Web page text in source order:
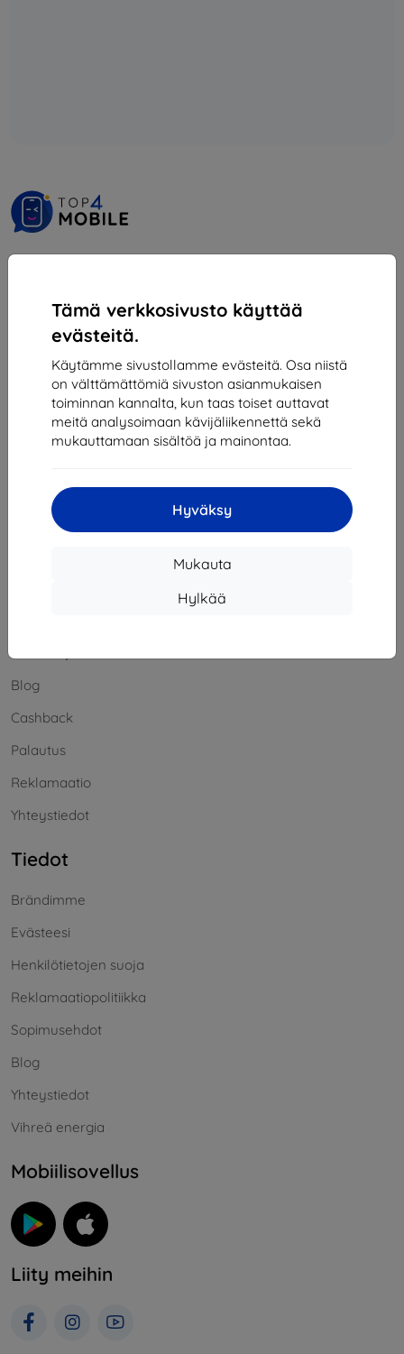
Tämä verkkosivusto käyttää
evästeitä.
Käytämme sivustollamme evästeitä. Osa niistä
on välttämättömiä sivuston asianmukaisen
toiminnan kannalta, kun taas toiset auttavat
meitä analysoimaan kävijäliikennettä sekä
mukauttamaan sisältöä ja mainontaa.
Hyväksy
Mukauta
Hylkää
ALV-tunnus:SK2023549671
Yhteystiedot
info@top4mobile.eu
Kirjoita meille
Maanantaista perjantaihin:
Online8:00 - 16:00
Lauantai ja sunnuntai:
Blog
Cashback
Palautus
Reklamaatio
Yhteystiedot
Tiedot
Brändimme
Evästeesi
Henkilötietojen suoja
Reklamaatiopolitiikka
Sopimusehdot
Blog
Yhteystiedot
Vihreä energia
Mobiilisovellus
Liity meihin